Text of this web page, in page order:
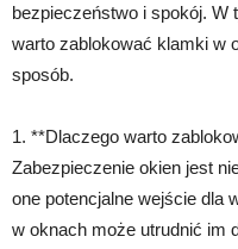
bezpieczeństwo i spokój. W
warto zablokować klamki w
sposób.
1. **Dlaczego warto
Zabezpieczenie okien jest
one potencjalne wejście dla
w oknach może utrudnić im